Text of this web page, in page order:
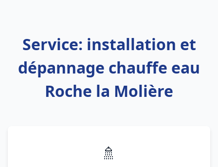
Service: installation et
dépannage chauffe eau
Roche la Molière
🚿